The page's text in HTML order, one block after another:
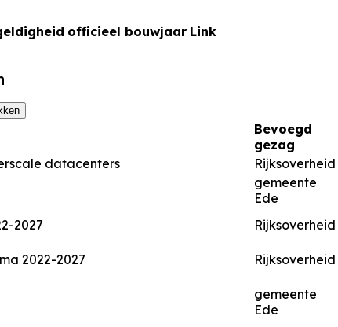
officieel bouwjaar Link
Bevoegd
gezag
datacenters
Rijksoverheid
gemeente
Ede
2027 Rijksoverheid
2022-2027 Rijksoverheid
gemeente
Ede